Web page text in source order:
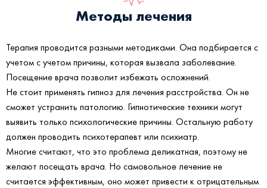
Методы лечения
Терапия проводится разными методиками. Она подбирается с
учетом с учетом причины, которая вызвала заболевание.
Посещение врача позволит избежать осложнений.
Не стоит применять гипноз для лечения расстройства. Он не
сможет устранить патологию. Гипнотические техники могут
выявить только психологические причины. Остальную работу
должен проводить психотерапевт или психиатр.
Многие считают, что это проблема деликатная, поэтому не
желают посещать врача. Но самовольное лечение не
считается эффективным, оно может привести к отрицательным